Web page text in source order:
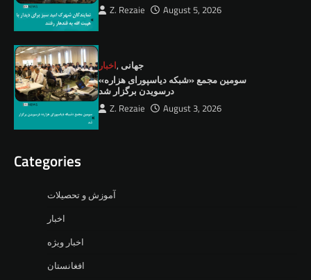
Z. Rezaie August 5, 2026
اخبار, جهانی
سومین مجمع «شبکه دیاسپورای هزاره»
درسویدن برگزار شد
Z. Rezaie August 3, 2026
Categories
آموزش و تحصیلات
اخبار
اخبار ویژه
افغانستان